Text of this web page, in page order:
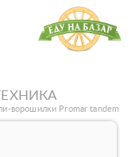
ворошилки Promar tandem